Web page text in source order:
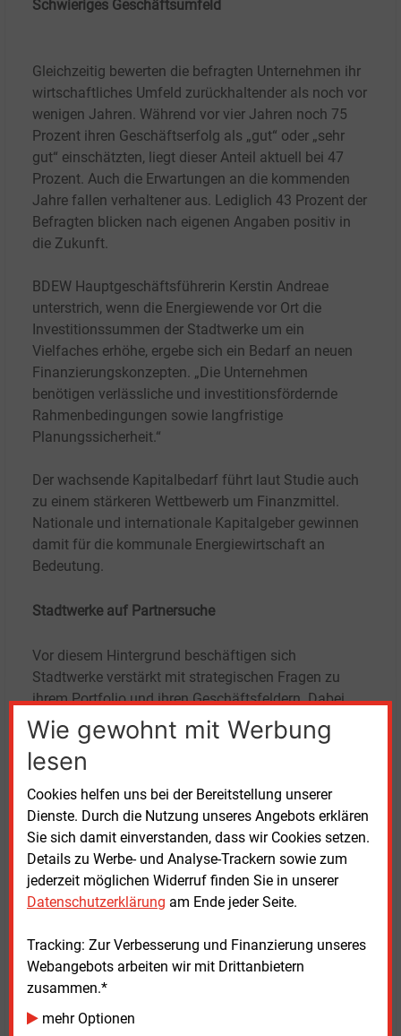
Wie gewohnt mit Werbung
lesen
Cookies helfen uns bei der Bereitstellung unserer
Dienste. Durch die Nutzung unseres Angebots erklären
Sie sich damit einverstanden, dass wir Cookies setzen.
Details zu Werbe- und Analyse-Trackern sowie zum
jederzeit möglichen Widerruf finden Sie in unserer
Datenschutzerklärung am Ende jeder Seite.
Tracking: Zur Verbesserung und Finanzierung unseres
Webangebots arbeiten wir mit Drittanbietern
zusammen.*
mehr Optionen
Schwieriges Geschäftsumfeld
Gleichzeitig bewerten die befragten Unternehmen ihr
wirtschaftliches Umfeld zurückhaltender als noch vor
wenigen Jahren. Während vor vier Jahren noch 75
Prozent ihren Geschäftserfolg als „gut“ oder „sehr
gut“ einschätzten, liegt dieser Anteil aktuell bei 47
Prozent. Auch die Erwartungen an die kommenden
Jahre fallen verhaltener aus. Lediglich 43 Prozent der
Befragten blicken nach eigenen Angaben positiv in
die Zukunft.
BDEW Hauptgeschäftsführerin Kerstin Andreae
unterstrich, wenn die Energiewende vor Ort die
Investitionssummen der Stadtwerke um ein
Vielfaches erhöhe, ergebe sich ein Bedarf an neuen
Finanzierungskonzepten. „Die Unternehmen
benötigen verlässliche und investitionsfördernde
Rahmenbedingungen sowie langfristige
Planungssicherheit.“
Der wachsende Kapitalbedarf führt laut Studie auch
zu einem stärkeren Wettbewerb um Finanzmittel.
Nationale und internationale Kapitalgeber gewinnen
damit für die kommunale Energiewirtschaft an
Bedeutung.
Stadtwerke auf Partnersuche
Vor diesem Hintergrund beschäftigen sich
Stadtwerke verstärkt mit strategischen Fragen zu
ihrem Portfolio und ihren Geschäftsfeldern. Dabei
geht es unter anderem um Renditeerwartungen,
Risiken sowie die Entscheidung, welche Aktivitäten
eigenständig umgesetzt, gemeinsam mit Partnern
entwickelt oder ausgelagert werden sollen. Metin
Fidan, Industrials & Energy Partner bei EY, bezeichnet
Stadtwerke als zentrale Akteure der Energiewende.
Nach Angaben der Studienautoren erwarten 92
Prozent der befragten Unternehmen, dass die
anstehenden Investitionen zusätzlich durch externe
Finanzierungsinstrumente unterstützt werden
müssen. Damit gewinnt auch die Frage an
Bedeutung, unter welchen Bedingungen Projekte aus
planbar gelten.